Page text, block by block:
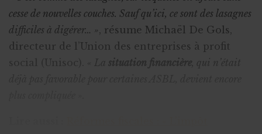
cesse de nouvelles couches. Sauf qu’ici, ce sont des lasagnes
difficiles à digérer… », résume Michaël De Gols,
directeur de l’Union des entreprises à profit